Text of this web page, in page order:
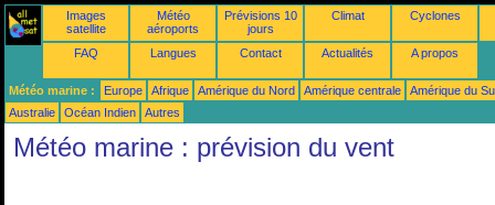
Images
satellite
Météo
aéroports
Prévisions 10
jours
Climat Cyclones
FAQ Langues Contact Actualités A propos
Météo marine : Europe Afrique Amérique du Nord Amérique centrale
Amérique du
Australie
Océan Indien Autres
Météo marine : prévision du vent